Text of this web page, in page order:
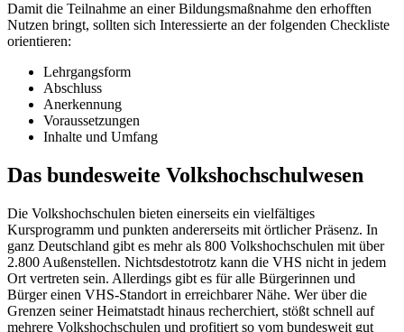
Damit die Teilnahme an einer Bildungsmaßnahme den erhofften
Nutzen bringt, sollten sich Interessierte an der folgenden Checkliste
orientieren:
Lehrgangsform
Abschluss
Anerkennung
Voraussetzungen
Inhalte und Umfang
Das bundesweite Volkshochschulwesen
Die Volkshochschulen bieten einerseits ein vielfältiges
Kursprogramm und punkten andererseits mit örtlicher Präsenz. In
ganz Deutschland gibt es mehr als 800 Volkshochschulen mit über
2.800 Außenstellen. Nichtsdestotrotz kann die VHS nicht in jedem
Ort vertreten sein. Allerdings gibt es für alle Bürgerinnen und
Bürger einen VHS-Standort in erreichbarer Nähe. Wer über die
Grenzen seiner Heimatstadt hinaus recherchiert, stößt schnell auf
mehrere Volkshochschulen und profitiert so vom bundesweit gut